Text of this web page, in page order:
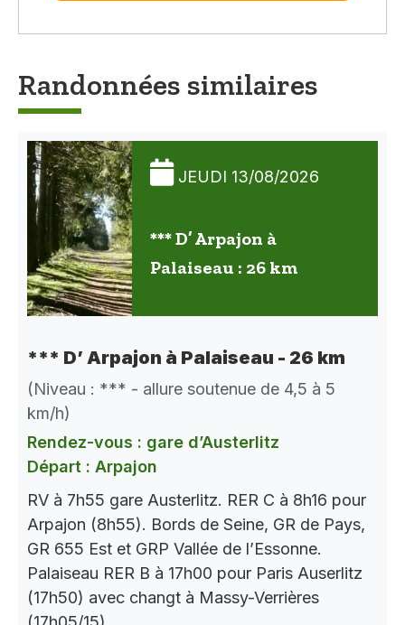
Randonnées similaires
JEUDI 13/08/2026
*** D’ Arpajon à
Palaiseau : 26 km
*** D’ Arpajon à Palaiseau - 26 km
(Niveau : *** - allure soutenue de 4,5 à 5
km/h)
Rendez-vous : gare d’Austerlitz
Départ : Arpajon
RV à 7h55 gare Austerlitz. RER C à 8h16 pour
Arpajon (8h55). Bords de Seine, GR de Pays,
GR 655 Est et GRP Vallée de l’Essonne.
Palaiseau RER B à 17h00 pour Paris Auserlitz
(17h50) avec changt à Massy-Verrières